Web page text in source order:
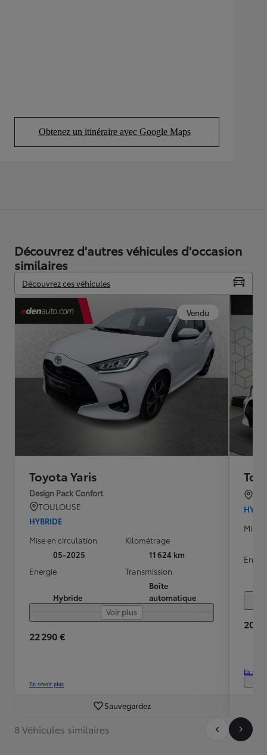
Obtenez un itinéraire avec Google Maps
(Opens in new tab)
Découvrez d'autres véhicules d'occasion
similaires
Découvrez ces véhicules
Vendu
Toyota Yaris
Design Pack Confort
TOULOUSE
HYBRIDE
Mise en circulation
05-2025
Kilométrage
11 624 km
Energie
Hybride
Transmission
Boîte
automatique
Voir plus
22 290 €
En savoir plus
Sauvegardez
Mise
20
En
8 Véhicules similaires